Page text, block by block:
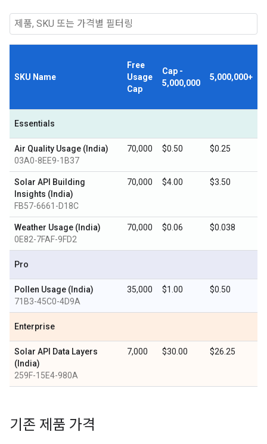
SKU Name
Free
Usage
Cap
Cap -
5,000,000
5,000,000+
Essentials
Air Quality Usage (India)
03A0-8EE9-1B37
70,000 $0.50 $0.25
Solar API Building
Insights (India)
FB57-6661-D18C
70,000 $4.00 $3.50
Weather Usage (India)
0E82-7FAF-9FD2
70,000 $0.06 $0.038
Pro
Pollen Usage (India)
71B3-45C0-4D9A
35,000 $1.00 $0.50
Enterprise
Solar API Data Layers
(India)
259F-15E4-980A
7,000 $30.00 $26.25
기존 제품 가격